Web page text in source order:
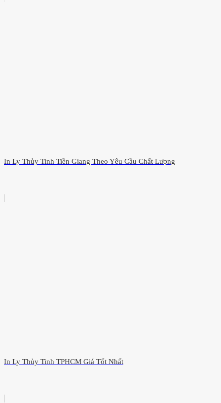
In Ly Thủy Tinh Tiền Giang Theo Yêu Cầu Chất Lượng
In Ly Thủy Tinh TPHCM Giá Tốt Nhất